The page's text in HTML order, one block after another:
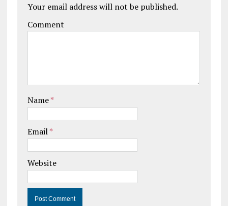
Your email address will not be published.
Comment
Name*
Email*
Website